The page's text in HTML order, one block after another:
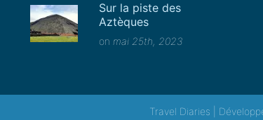
Sur la piste des
Aztèques
on mai 25th, 2023
Travel Diaries |